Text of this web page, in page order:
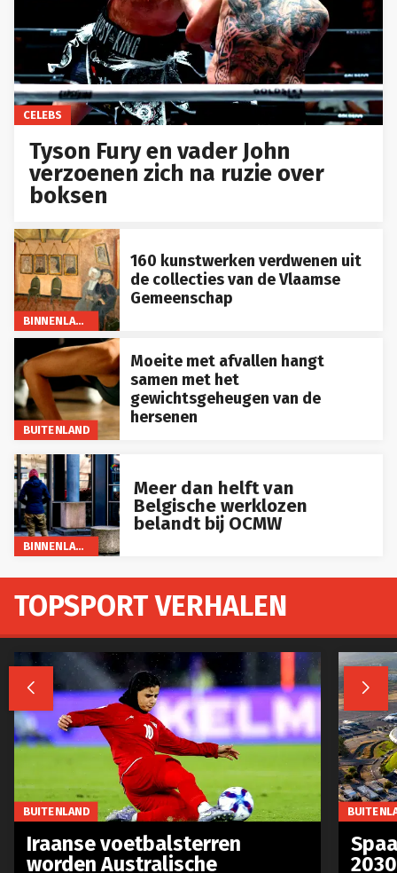
CELEBS
Tyson Fury en vader John
verzoenen zich na ruzie over
boksen
BINNENLAND
160 kunstwerken verdwenen uit
de collecties van de Vlaamse
Gemeenschap
BUITENLAND
Moeite met afvallen hangt
samen met het
gewichtsgeheugen van de
hersenen
BINNENLAND
Meer dan helft van
Belgische werklozen
belandt bij OCMW
TOPSPORT VERHALEN
 
BUITENLAND
Iraanse voetbalsterren
worden Australische